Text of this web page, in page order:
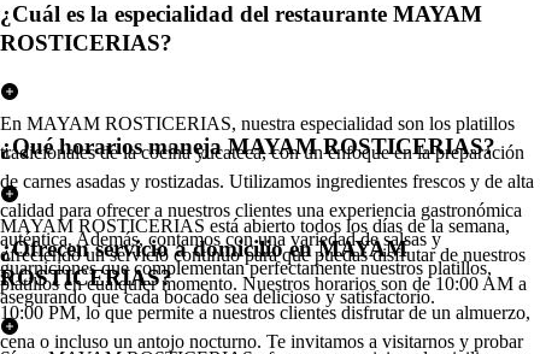
¿Cuál es la especialidad del restaurante MAYAM
ROSTICERIAS?
En MAYAM ROSTICERIAS, nuestra especialidad son los platillos
tradicionales de la cocina yucateca, con un enfoque en la preparación
de carnes asadas y rostizadas. Utilizamos ingredientes frescos y de alta
calidad para ofrecer a nuestros clientes una experiencia gastronómica
auténtica. Además, contamos con una variedad de salsas y
guarniciones que complementan perfectamente nuestros platillos,
asegurando que cada bocado sea delicioso y satisfactorio.
¿Qué horarios maneja MAYAM ROSTICERIAS?
MAYAM ROSTICERIAS está abierto todos los días de la semana,
ofreciendo un servicio continuo para que puedas disfrutar de nuestros
platillos en cualquier momento. Nuestros horarios son de 10:00 AM a
10:00 PM, lo que permite a nuestros clientes disfrutar de un almuerzo,
cena o incluso un antojo nocturno. Te invitamos a visitarnos y probar
¿Ofrecen servicio a domicilio en MAYAM
ROSTICERIAS?